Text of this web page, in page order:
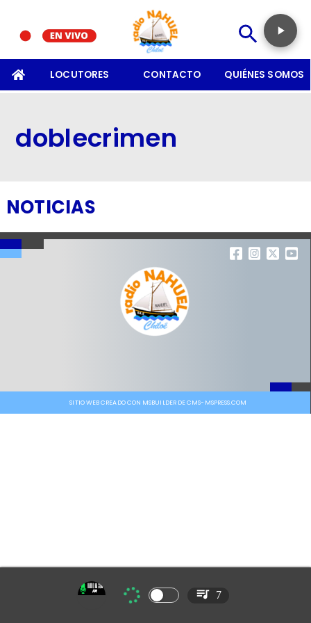
LOCUTORES CONTACTO QUIÉNES SOMOS
doblecrimen
NOTICIAS
SITIO WEB CREADO CON MSBUILDER DE CMS-MSPRESS.COM
7